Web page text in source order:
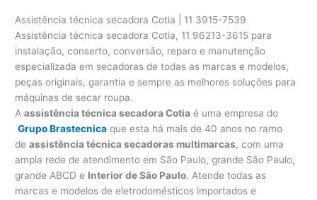
Assistência técnica secadora Cotia | 11 3915-7539
Assistência técnica secadora Cotia, 11 96213-3615 para
instalação, conserto, conversão, reparo e manutenção
especializada em secadoras de todas as marcas e modelos,
peças originais, garantia e sempre as melhores soluções para
máquinas de secar roupa.
Aassistência técnica secadora Cotia é uma empresa do
Grupo Brastecnica que esta há mais de 40 anos no ramo
deassistência técnica secadoras multimarcas, com uma
ampla rede de atendimento em São Paulo, grande São Paulo,
grande ABCD e Interior de São Paulo. Atende todas as
marcas e modelos de eletrodomésticos importados e